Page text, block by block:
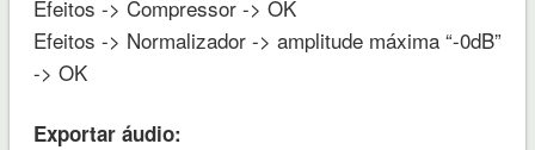
Efeitos -> Compressor -> OK
Efeitos -> Normalizador -> amplitude máxima “-0dB”
-> OK
Exportar áudio: